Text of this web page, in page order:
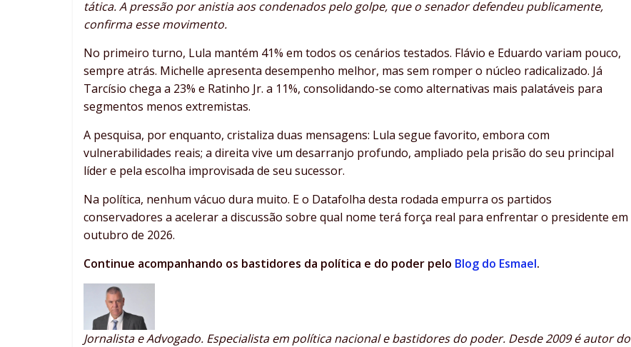
tática. A pressão por anistia aos condenados pelo golpe, que o senador defendeu publicamente,
confirma esse movimento.
No primeiro turno, Lula mantém 41% em todos os cenários testados. Flávio e Eduardo variam pouco,
sempre atrás. Michelle apresenta desempenho melhor, mas sem romper o núcleo radicalizado. Já
Tarcísio chega a 23% e Ratinho Jr. a 11%, consolidando-se como alternativas mais palatáveis para
segmentos menos extremistas.
A pesquisa, por enquanto, cristaliza duas mensagens: Lula segue favorito, embora com
vulnerabilidades reais; a direita vive um desarranjo profundo, ampliado pela prisão do seu principal
líder e pela escolha improvisada de seu sucessor.
Na política, nenhum vácuo dura muito. E o Datafolha desta rodada empurra os partidos
conservadores a acelerar a discussão sobre qual nome terá força real para enfrentar o presidente em
outubro de 2026.
Continue acompanhando os bastidores da política e do poder pelo Blog do Esmael.
Jornalista e Advogado. Especialista em política nacional e bastidores do poder. Desde 2009 é autor do